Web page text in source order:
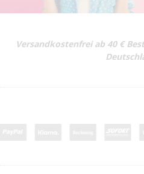
Versandkostenfrei ab 40 €